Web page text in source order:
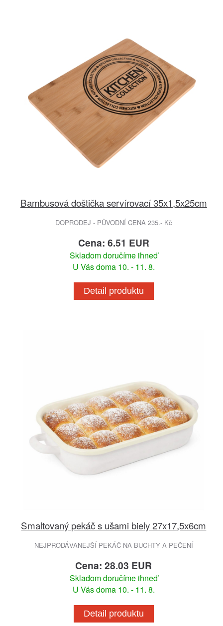
Bambusová doštička servírovací 35x1,5x25cm
DOPRODEJ - PŮVODNÍ CENA 235.- Kč
Cena: 6.51 EUR
Skladom doručíme ihneď
U Vás doma 10. - 11. 8.
Detail produktu
Smaltovaný pekáč s ušami biely 27x17,5x6cm
NEJPRODÁVANĚJŠÍ PEKÁČ NA BUCHTY A PEČENÍ
Cena: 28.03 EUR
Skladom doručíme ihneď
U Vás doma 10. - 11. 8.
Detail produktu